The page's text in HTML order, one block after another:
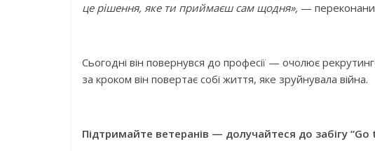
це рішення, яке ти приймаєш сам щодня», —
Сьогодні він повернувся до професії — очолює
за кроком він повертає собі життя, яке зруйнувала війна.
Підтримайте ветеранів — долучайтеся до забігу